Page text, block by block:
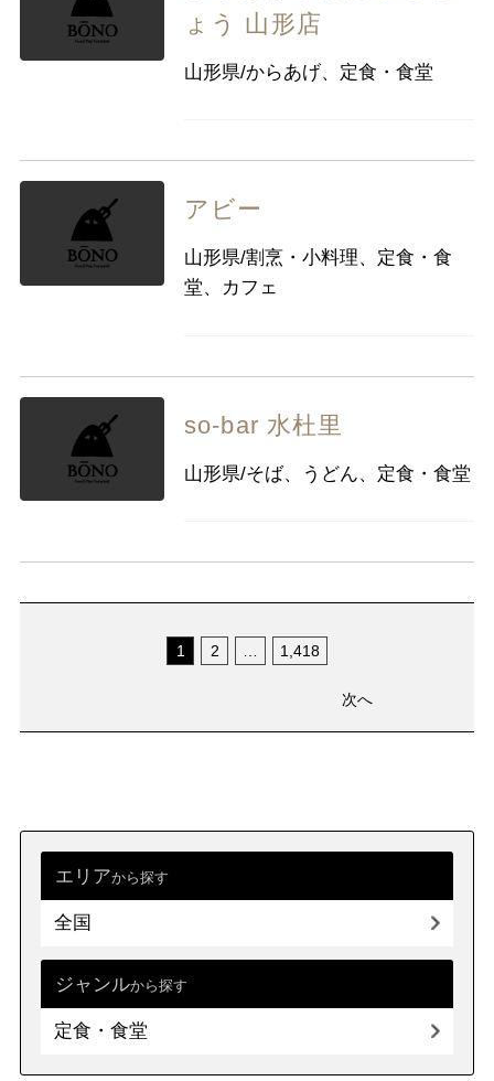
エリアから探す
全国
ジャンルから探す
定食・食堂
ょう 山形店
山形県/からあげ、定食・食堂
アビー
山形県/割烹・小料理、定食・食
堂、カフェ
so-bar 水杜里
山形県/そば、うどん、定食・食堂
1 2 1,418
次へ